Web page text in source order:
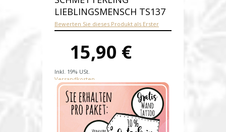
LIEBLINGSMENSCH TS137
Bewerten Sie dieses Produkt als Erster
15,90 €
Inkl. 19% USt.
Versandkosten
Produktnummer:
Verfügbarkeit: Auf Lager
Lieferzeit: 1-2 Werktage nach
Zahungseingang